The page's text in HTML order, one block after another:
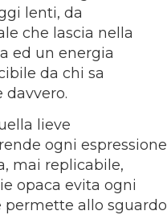
lenti, da
che lascia nella
ed un energia
da chi sa
davvero.
lieve
ogni espressione
mai replicabile,
opaca evita ogni
permette allo sguardo